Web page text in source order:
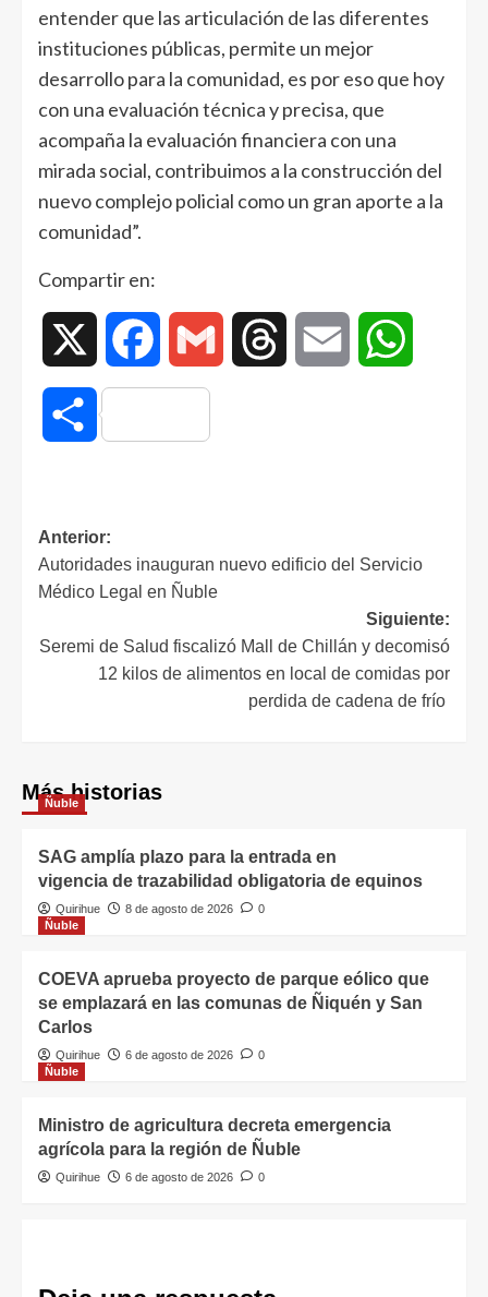
entender que las articulación de las diferentes
instituciones públicas, permite un mejor
desarrollo para la comunidad, es por eso que hoy
con una evaluación técnica y precisa, que
acompaña la evaluación financiera con una
mirada social, contribuimos a la construcción del
nuevo complejo policial como un gran aporte a la
comunidad”.
Compartir en:
Facebook Gmail Threads Email
Compartir
Anterior:
Autoridades inauguran nuevo edificio del Servicio
Médico Legal en Ñuble
Siguiente:
Seremi de Salud fiscalizó Mall de Chillán y decomisó
12 kilos de alimentos en local de comidas por
perdida de cadena de frío
Más historias
Ñuble
SAG amplía plazo para la entrada en
vigencia de trazabilidad obligatoria de equinos
Quirihue 8 de agosto de 2026
0
Ñuble
COEVA aprueba proyecto de parque eólico que
se emplazará en las comunas de Ñiquén y San
Carlos
Quirihue 6 de agosto de 2026
0
Ñuble
Ministro de agricultura decreta emergencia
agrícola para la región de Ñuble
Quirihue 6 de agosto de 2026 0